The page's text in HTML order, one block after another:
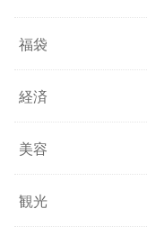
福袋
経済
美容
観光